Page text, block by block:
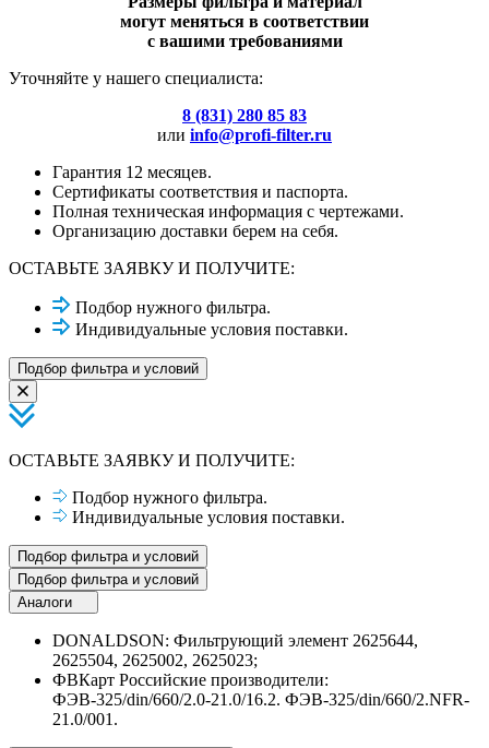
могут меняться в соответствии
с вашими требованиями
Уточняйте у нашего специалиста:
8 (831) 280 85 83
или info@profi-filter.ru
Гарантия 12 месяцев.
Сертификаты соответствия и паспорта.
Полная техническая информация с чертежами.
Организацию доставки берем на себя.
ОСТАВЬТЕ ЗАЯВКУ И ПОЛУЧИТЕ:
Подбор нужного фильтра.
Индивидуальные условия поставки.
Подбор фильтра и условий
ОСТАВЬТЕ ЗАЯВКУ И ПОЛУЧИТЕ:
Подбор нужного фильтра.
Индивидуальные условия поставки.
Подбор фильтра и условий
Подбор фильтра и условий
Аналоги
DONALDSON: Фильтрующий элемент 2625644,
2625504, 2625002, 2625023;
ФВКарт Российские производители:
ФЭВ-325/din/660/2.0-21.0/16.2. ФЭВ-325/din/660/2.NFR-
21.0/001.